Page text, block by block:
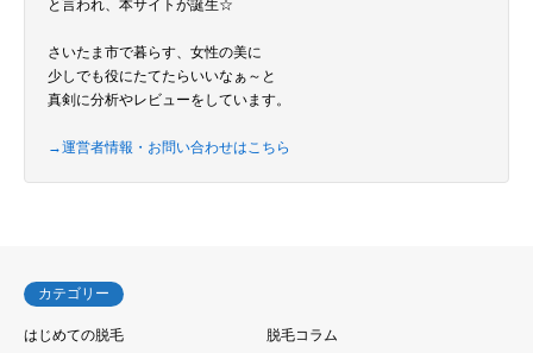
と言われ、本サイトが誕生☆
さいたま市で暮らす、女性の美に
少しでも役にたてたらいいなぁ～と
真剣に分析やレビューをしています。
→運営者情報・お問い合わせはこちら
カテゴリー
はじめての脱毛
脱毛コラム